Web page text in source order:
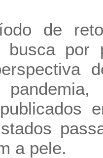
de
busca por
a pele.